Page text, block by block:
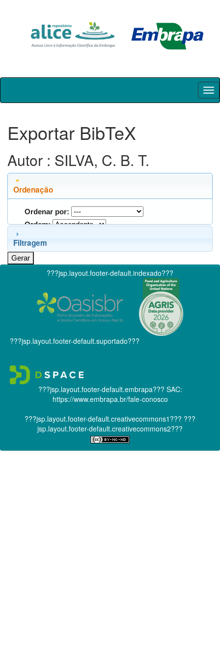
Skip
Exportar BibTeX
Autor : SILVA, C. B. T.
Ordenação
Ordenar por:
Ordem:
Filtragem
???jsp.layout.footer-default.indexado???
???jsp.layout.footer-default.suportado???
???jsp.layout.footer-default.embrapa??? SAC:
https://www.embrapa.br/fale-conosco
???jsp.layout.footer-default.creativecommons1??? ???
jsp.layout.footer-default.creativecommons2???